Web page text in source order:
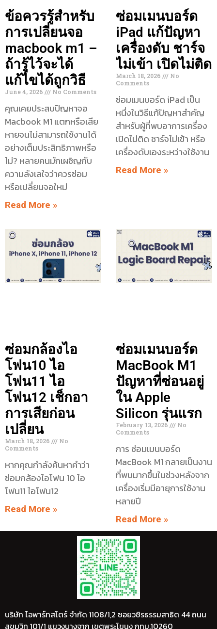
ข้อควรรู้สำหรับ
การเปลี่ยนจอ
macbook m1 –
ถ้ารู้ไว้จะได้
แก้ไขได้ถูกวิธี
June 4, 2026 No Comments
คุณเคยประสบปัญหาจอ
Macbook M1 แตกหรือเสีย
หายจนไม่สามารถใช้งานได้
อย่างเต็มประสิทธิภาพหรือ
ไม่? หลายคนมักเผชิญกับ
ความลังเลใจว่าควรซ่อม
หรือเปลี่ยนจอใหม่
Read More »
ซ่อมเมนบอร์ด
iPad แก้ปัญหา
เครื่องดับ ชาร์จ
ไม่เข้า เปิดไม่ติด
March 18, 2026
No
Comments
ซ่อมเมนบอร์ด iPad เป็น
หนึ่งในวิธีแก้ปัญหาสำคัญ
สำหรับผู้ที่พบอาการเครื่อง
เปิดไม่ติด ชาร์จไม่เข้า หรือ
เครื่องดับเองระหว่างใช้งาน
Read More »
ซ่อมกล้องไอ
โฟน10 ไอ
โฟน11 ไอ
โฟน12 เช็กอา
การเสียก่อน
เปลี่ยน
March 18, 2026
No
Comments
หากคุณกำลังค้นหาคำว่า
ซ่อมกล้องไอโฟน 10 ไอ
โฟน11 ไอโฟน12
Read More »
ซ่อมเมนบอร์ด
MacBook M1
ปัญหาที่ซ่อนอยู่
ใน Apple
Silicon รุ่นแรก
February 13, 2026
No
Comments
การ ซ่อมเมนบอร์ด
MacBook M1 กลายเป็นงาน
ที่พบมากขึ้นในช่วงหลังจาก
เครื่องเริ่มมีอายุการใช้งาน
หลายปี
Read More »
บริษัท ไอพาร์ทสโตร์ จำกัด 1108/1,2 ซอยวชิรธรรมสาธิต 44 ถนน
สุขุมวิท 101/1 แขวงบางจาก เขตพระโขนง กทม.10260